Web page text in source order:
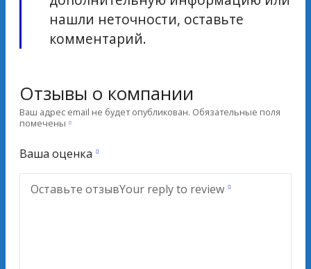
нашли неточности, оставьте
комментарий.
Отзывы о компании
Ваш адрес email не будет опубликован. Обязательные поля
помечены
Ваша оценка
Оставьте отзывYour reply to review